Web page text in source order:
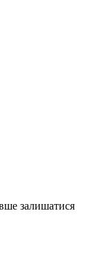
залишатися